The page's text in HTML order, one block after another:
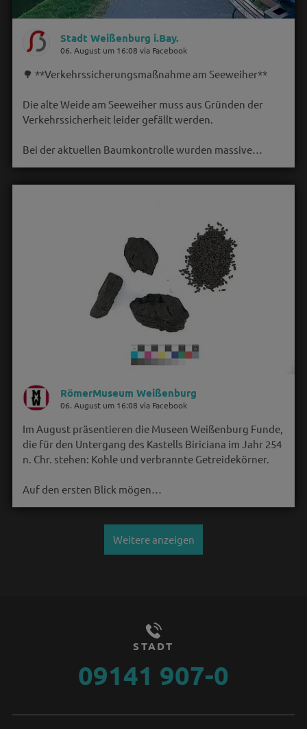
Stadt Weißenburg i.Bay.
06. August um 16:08 via Facebook
🌳 **Verkehrssicherungsmaßnahme am Seeweiher**
Die alte Weide am Seeweiher muss aus Gründen der
Verkehrssicherheit leider gefällt werden.
Bei der aktuellen Baumkontrolle wurden massive…
RömerMuseum Weißenburg
06. August um 16:08 via Facebook
Im August präsentieren die Museen Weißenburg Funde,
die für den Untergang des Kastells Biriciana im Jahr 254
n. Chr. stehen: Kohle und verbrannte Getreidekörner.
Auf den ersten Blick mögen…
Weitere anzeigen
STADT
09141 907-0